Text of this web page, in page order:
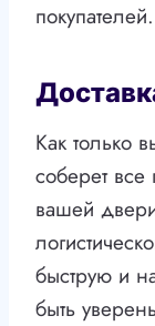
покупателей.
Как только
соберет все
вашей
быструю и
быть